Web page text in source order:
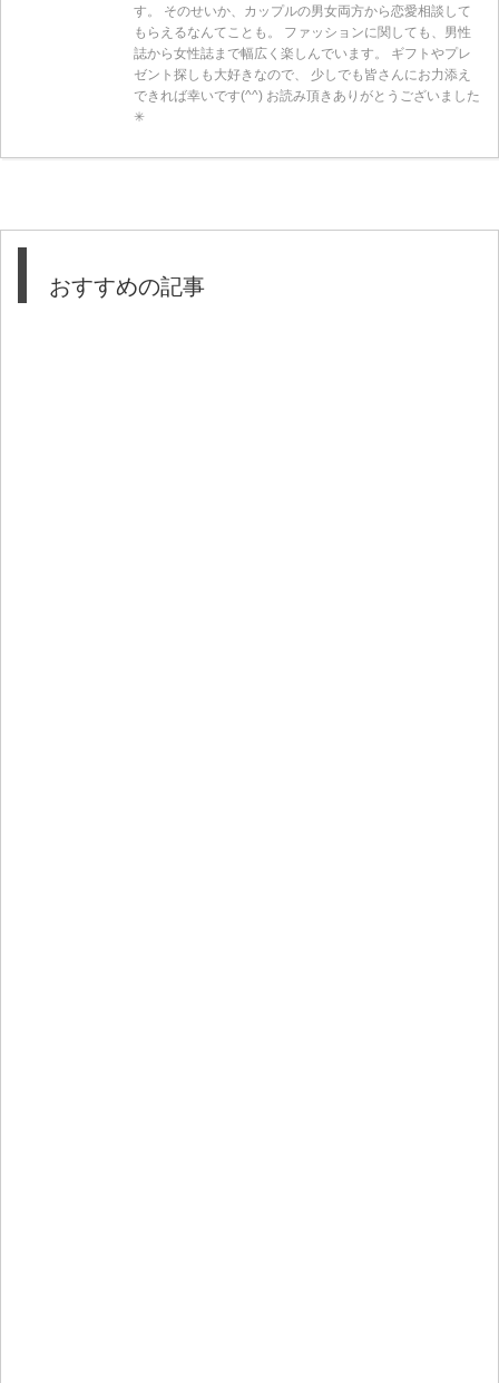
す。 そのせいか、カップルの男女両方から恋愛相談して
もらえるなんてことも。 ファッションに関しても、男性
誌から女性誌まで幅広く楽しんでいます。 ギフトやプレ
ゼント探しも大好きなので、 少しでも皆さんにお力添え
できれば幸いです(^^) お読み頂きありがとうございました
✳︎
おすすめの記事